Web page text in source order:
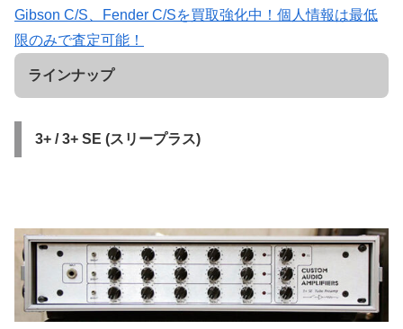
Gibson C/S、Fender C/Sを買取強化中！個人情報は最低
限のみで査定可能！
ラインナップ
3+ / 3+ SE (スリープラス)